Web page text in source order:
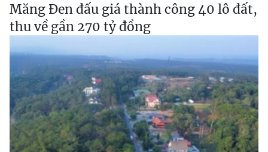
Măng Đen đấu giá thành công 40 lô đất,
thu về gần 270 tỷ đồng